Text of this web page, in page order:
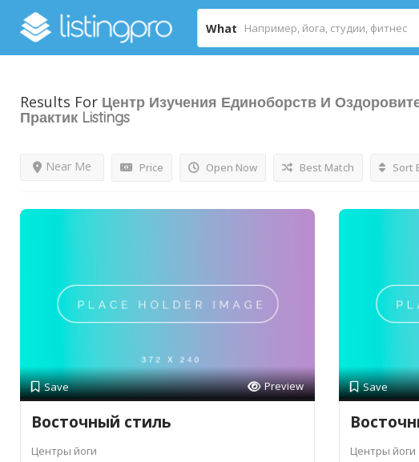
What
Results For Центр Изучения Единоборств И
Практик Listings
Price Open Now
Near Me Best Match Sort
Save Preview
Восточный стиль
Центры йоги
Save
Центры йоги